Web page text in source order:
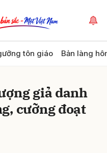
tôn giáo Bản làng
giả danh
cưỡng đoạt